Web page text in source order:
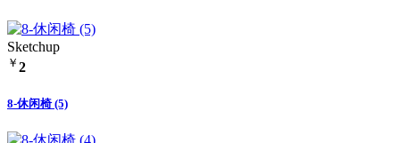
Sketchup
￥ 2
8-休闲椅 (5)